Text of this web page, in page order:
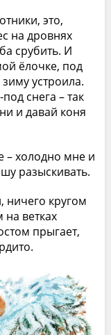
это,
на дровнях
срубить. И
ёлочке, под
устроила.
снега – так
и давай коня
– холодно мне и
разыскивать.
ничего кругом
ветках
прыгает,